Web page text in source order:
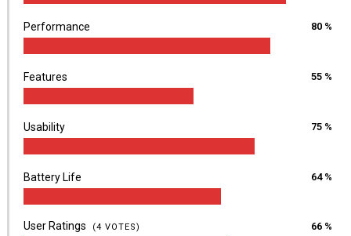
Performance 80 %
Features 55 %
Usability 75 %
Battery Life 64 %
User Ratings (4 VOTES) 66 %